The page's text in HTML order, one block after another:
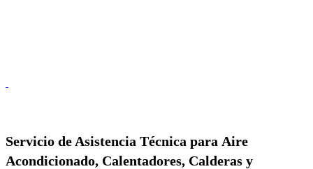
Servicio de Asistencia Técnica para Aire
Acondicionado, Calentadores, Calderas y